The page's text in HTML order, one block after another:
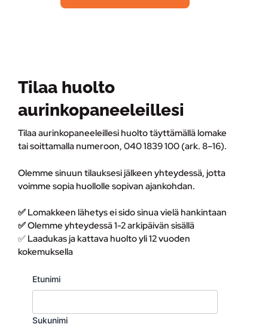
Tilaa huolto
aurinkopaneeleillesi
Tilaa aurinkopaneeleillesi huolto täyttämällä lomake
tai soittamalla numeroon, 040 1839 100 (ark. 8–16).
Olemme sinuun tilauksesi jälkeen yhteydessä, jotta
voimme sopia huollolle sopivan ajankohdan.
✅ Lomakkeen lähetys ei sido sinua vielä hankintaan
✅Olemme yhteydessä 1-2 arkipäivän sisällä
✅ Laadukas ja kattava huolto yli 12 vuoden
kokemuksella
Etunimi
Sukunimi